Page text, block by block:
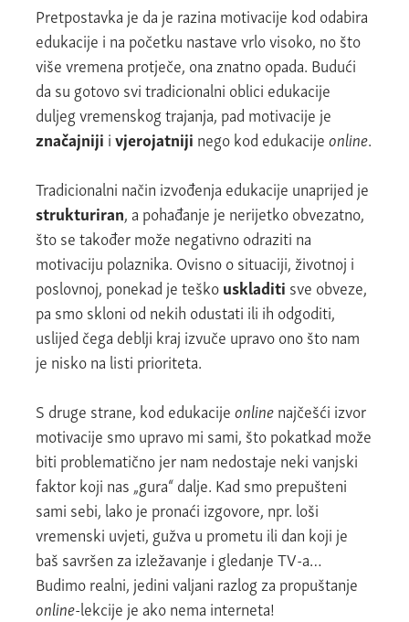
Pretpostavka je da je razina motivacije kod odabira
edukacije i na početku nastave vrlo visoko, no što
više vremena protječe, ona znatno opada. Budući
da su gotovo svi tradicionalni oblici edukacije
duljeg vremenskog trajanja, pad motivacije je
značajniji ivjerojatniji nego kod edukacijeonline.
Tradicionalni način izvođenja edukacije unaprijed je
strukturiran, a pohađanje je nerijetko obvezatno,
što se također može negativno odraziti na
motivaciju polaznika. Ovisno o situaciji, životnoj i
poslovnoj, ponekad je teškouskladiti sve obveze,
pa smo skloni od nekih odustati ili ih odgoditi,
uslijed čega deblji kraj izvuče upravo ono što nam
je nisko na listi prioriteta.
S druge strane, kod edukacijeonlinenajčešći izvor
motivacije smo upravo mi sami, što pokatkad može
biti problematično jer nam nedostaje neki vanjski
faktor koji nas „gura“ dalje. Kad smo prepušteni
sami sebi, lako je pronaći izgovore, npr. loši
vremenski uvjeti, gužva u prometu ili dan koji je
baš savršen za izležavanje i gledanje TV-a…
Budimo realni, jedini valjani razlog za propuštanje
online-lekcije je ako nema interneta!